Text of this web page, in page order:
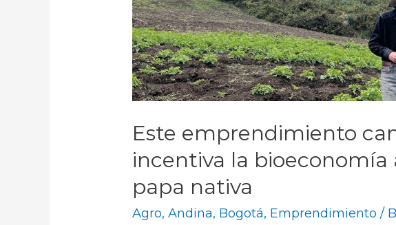
Este emprendimiento
incentiva la bioeconomía
papa nativa
Agro,Andina, Bogotá, Emprendimiento /